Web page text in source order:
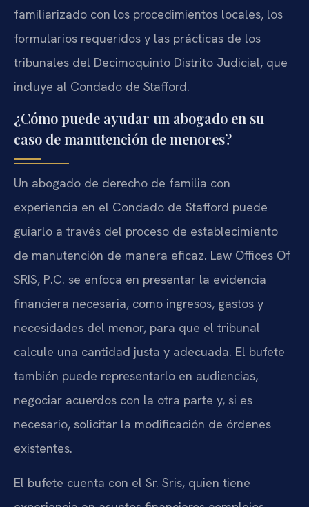
familiarizado con los procedimientos locales, los
formularios requeridos y las prácticas de los
tribunales del Decimoquinto Distrito Judicial, que
incluye al Condado de Stafford.
¿Cómo puede ayudar un abogado en su
caso de manutención de menores?
Un abogado de derecho de familia con
experiencia en el Condado de Stafford puede
guiarlo a través del proceso de establecimiento
de manutención de manera eficaz. Law Offices Of
SRIS, P.C. se enfoca en presentar la evidencia
financiera necesaria, como ingresos, gastos y
necesidades del menor, para que el tribunal
calcule una cantidad justa y adecuada. El bufete
también puede representarlo en audiencias,
negociar acuerdos con la otra parte y, si es
necesario, solicitar la modificación de órdenes
existentes.
El bufete cuenta con el Sr. Sris, quien tiene